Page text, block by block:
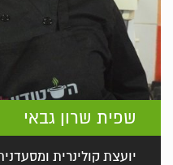
שפית שרון גבאי
יועצת קולינרית